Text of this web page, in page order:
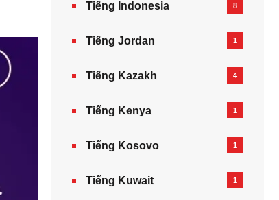
Tiếng Indonesia 8
Tiếng Jordan 1
Tiếng Kazakh‎ 4
Tiếng Kenya 1
Tiếng Kosovo 1
Tiếng Kuwait 1